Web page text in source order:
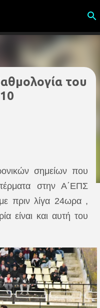
περιεχόμενο
του
σημείων που
στην Α΄ΕΠΣ
πριν λίγα 24ωρα ,
είναι και αυτή του